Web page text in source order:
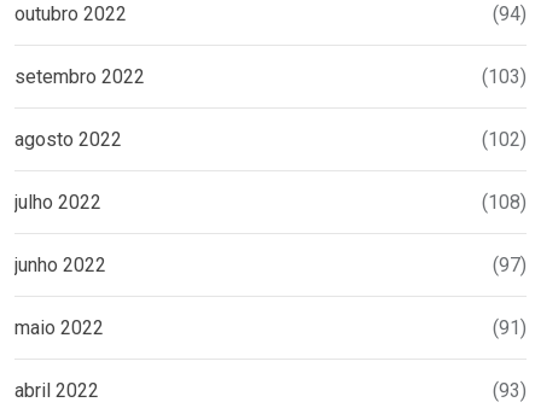
outubro 2022 (94)
setembro 2022 (103)
agosto 2022 (102)
julho 2022 (108)
junho 2022 (97)
maio 2022 (91)
abril 2022 (93)